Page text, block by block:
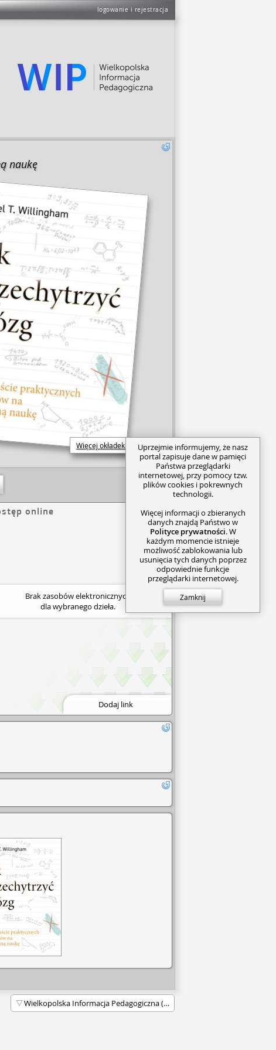
logowanie i rejestracja
naukę
Więcej okładek...
online
Brak zasobów elektronicznych
dla wybranego dzieła.
Dodaj link
Uprzejmie informujemy, że nasz
portal zapisuje dane w pamięci
Państwa przeglądarki
internetowej, przy pomocy tzw.
plików cookies i pokrewnych
technologii.
Więcej informacji o zbieranych
danych znajdą Państwo w
Polityce prywatności. W
każdym momencie istnieje
możliwość zablokowania lub
usunięcia tych danych poprzez
odpowiednie funkcje
przeglądarki internetowej.
Zamknij